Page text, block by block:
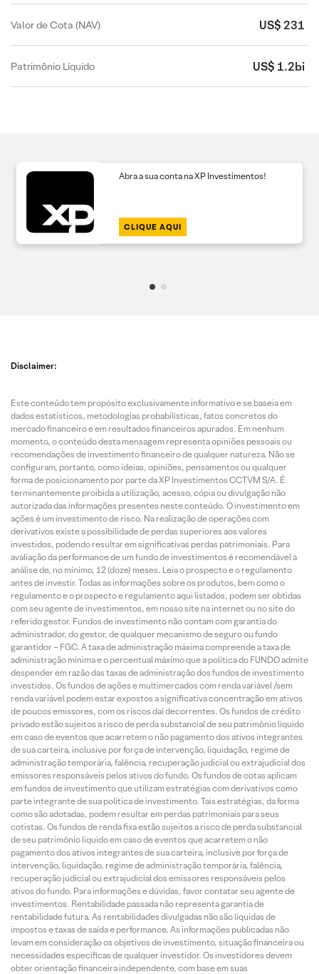
Valor de Cota (NAV) US$ 231
Patrimônio Líquido US$ 1.2bi
Abra a sua conta na XP Investimentos!
CLIQUE AQUI
Disclaimer:
Este conteúdo tem propósito exclusivamente informativo e se baseia em
dados estatísticos, metodologias probabilísticas, fatos concretos do
mercado financeiro e em resultados financeiros apurados. Em nenhum
momento, o conteúdo desta mensagem representa opiniões pessoais ou
recomendações de investimento financeiro de qualquer natureza. Não se
configuram, portanto, como ideias, opiniões, pensamentos ou qualquer
forma de posicionamento por parte da XP Investimentos CCTVM S/A. É
terminantemente proibida a utilização, acesso, cópia ou divulgação não
autorizada das informações presentes neste conteúdo. O investimento em
ações é um investimento de risco. Na realização de operações com
derivativos existe a possibilidade de perdas superiores aos valores
investidos, podendo resultar em significativas perdas patrimoniais. Para
avaliação da performance de um fundo de investimentos é recomendável a
análise de, no mínimo, 12 (doze) meses. Leia o prospecto e o regulamento
antes de investir. Todas as informações sobre os produtos, bem como o
regulamento e o prospecto e regulamento aqui listados, podem ser obtidas
com seu agente de investimentos, em nosso site na internet ou no site do
referido gestor. Fundos de investimento não contam com garantia do
administrador, do gestor, de qualquer mecanismo de seguro ou fundo
garantidor – FGC. A taxa de administração máxima compreende a taxa de
administração mínima e o percentual máximo que a política do FUNDO admite
despender em razão das taxas de administração dos fundos de investimento
investidos. Os fundos de ações e multimercados com renda variável /sem
renda variável podem estar expostos a significativa concentração em ativos
de poucos emissores, com os riscos daí decorrentes. Os fundos de crédito
privado estão sujeitos a risco de perda substancial de seu patrimônio líquido
em caso de eventos que acarretem o não pagamento dos ativos integrantes
de sua carteira, inclusive por força de intervenção, liquidação, regime de
administração temporária, falência, recuperação judicial ou extrajudicial dos
emissores responsáveis pelos ativos do fundo. Os fundos de cotas aplicam
em fundos de investimento que utilizam estratégias com derivativos como
parte integrante de sua política de investimento. Tais estratégias, da forma
como são adotadas, podem resultar em perdas patrimoniais para seus
cotistas. Os fundos de renda fixa estão sujeitos a risco de perda substancial
de seu patrimônio líquido em caso de eventos que acarretem o não
pagamento dos ativos integrantes de sua carteira, inclusive por força de
intervenção, liquidação, regime de administração temporária, falência,
recuperação judicial ou extrajudicial dos emissores responsáveis pelos
ativos do fundo. Para informações e dúvidas, favor contatar seu agente de
investimentos. Rentabilidade passada não representa garantia de
rentabilidade futura. As rentabilidades divulgadas não são líquidas de
impostos e taxas de saída e performance. As informações publicadas não
levam em consideração os objetivos de investimento, situação financeira ou
necessidades específicas de qualquer investidor. Os investidores devem
obter orientação financeira independente, com base em suas